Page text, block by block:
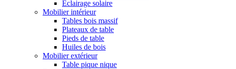
Eclairage solaire
Mobilier intérieur
Tables bois massif
Plateaux de table
Pieds de table
Huiles de bois
Mobilier extérieur
Table pique nique